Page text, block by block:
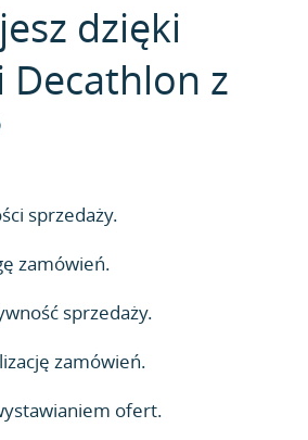
dzięki
Decathlon z
sprzedaży.
zamówień.
sprzedaży.
zamówień.
ofert.